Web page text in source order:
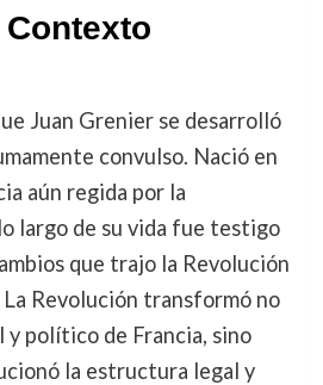
Juan Grenier se desarrolló
convulso. Nació en
aún regida por la
largo de su vida fue testigo
que trajo la Revolución
Revolución transformó no
y político de Francia, sino
la estructura legal y